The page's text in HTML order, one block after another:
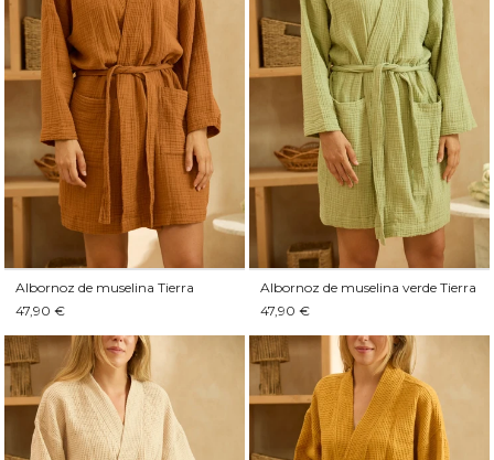
Albornoz de muselina Tierra
47,90 €
Albornoz de muselina verde Tierra
47,90 €